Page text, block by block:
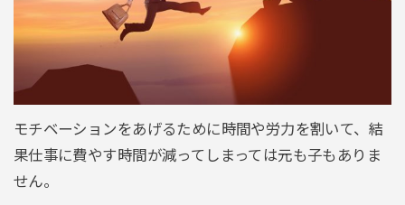
モチベーションをあげるために時間や労力を割いて、結
果仕事に費やす時間が減ってしまっては元も子もありま
せん。